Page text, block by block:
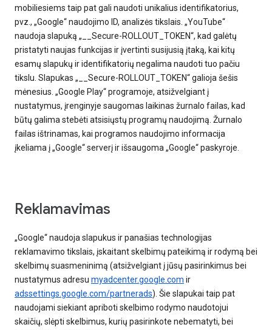
mobiliesiems taip pat gali naudoti unikalius identifikatorius,
pvz., „Google“ naudojimo ID, analizės tikslais. „YouTube“
naudoja slapuką „__Secure-ROLLOUT_TOKEN“, kad galėtų
pristatyti naujas funkcijas ir įvertinti susijusią įtaką, kai kitų
esamų slapukų ir identifikatorių negalima naudoti tuo pačiu
tikslu. Slapukas „__Secure-ROLLOUT_TOKEN“ galioja šešis
mėnesius. „Google Play“ programoje, atsižvelgiant į
nustatymus, įrenginyje saugomas laikinas žurnalo failas, kad
būtų galima stebėti atsisiųstų programų naudojimą. Žurnalo
failas ištrinamas, kai programos naudojimo informacija
įkeliama į „Google“ serverį ir išsaugoma „Google“ paskyroje.
Reklamavimas
„Google“ naudoja slapukus ir panašias technologijas
reklamavimo tikslais, įskaitant skelbimų pateikimą ir rodymą bei
skelbimų suasmeninimą (atsižvelgiant į jūsų pasirinkimus bei
nustatymus adresu myadcenter.google.com ir
adssettings.google.com/partnerads). Šie slapukai taip pat
naudojami siekiant apriboti skelbimo rodymo naudotojui
skaičių, slėpti skelbimus, kurių pasirinkote nebematyti, bei